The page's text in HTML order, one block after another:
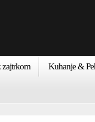
Kuhanje &